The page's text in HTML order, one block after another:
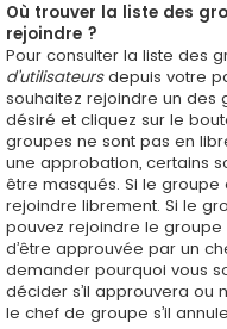
Où trouver la liste des
rejoindre ?
Pour consulter la liste des
d’utilisateursdepuis votre
souhaitez rejoindre un des
désiré et cliquez sur le
groupes ne sont pas en
une approbation, certains
être masqués. Si le groupe
rejoindre librement. Si le
pouvez rejoindre le
d’être approuvée par un
demander pourquoi vous
décider s’il approuvera ou
le chef de groupe s’il